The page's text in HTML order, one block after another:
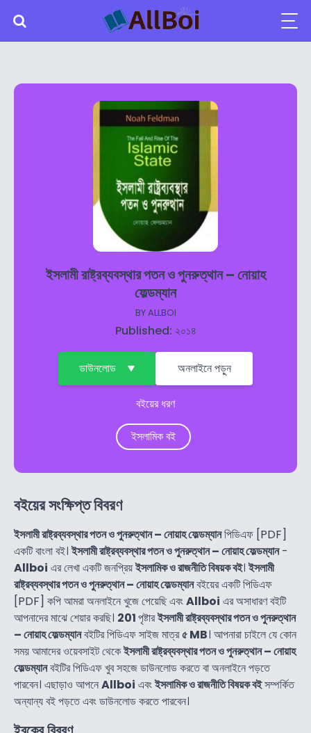
ইসলামী রাষ্ট্রব্যবস্থার পতন ও পুনরুত্থান – নোয়াহ
ফেল্ডম্যান
BYALLBOI
Published: ২০১৪
ডাউনলোড অনলাইনে পড়ুন
বইয়ের ধরণ
ইসলামিক বই
বইয়ের সংক্ষিপ্ত বিবরণ
ইসলামী রাষ্ট্রব্যবস্থার পতন ও পুনরুত্থান – নোয়াহ ফেল্ডম্যানপিডিএফ [PDF]
একটি বাংলা বই। ইসলামী রাষ্ট্রব্যবস্থার পতন ও পুনরুত্থান – নোয়াহ ফেল্ডম্যান-
Allboi এর লেখা একটি জনপ্রিয়ইসলামিক ও রাজনীতি বিষয়ক বই। ইসলামী
রাষ্ট্রব্যবস্থার পতন ও পুনরুত্থান – নোয়াহ ফেল্ডম্যানবইয়ের একটি পিডিএফ
[PDF] কপি আমরা অনলাইনে খুজে পেয়েছি এবংAllboi এর অসাধারণ বইটি
আপনাদের মাঝে শেয়ার করছি। 201পৃষ্টারইসলামী রাষ্ট্রব্যবস্থার পতন ও পুনরুত্থান
– নোয়াহ ফেল্ডম্যানবইটির পিডিএফ সাইজ মাত্র৫ MB। আপনারা চাইলে যে কোন
সময় আমাদের ওয়েবসাইট থেকেইসলামী রাষ্ট্রব্যবস্থার পতন ও পুনরুত্থান – নোয়াহ
ফেল্ডম্যানবইটির পিডিএফ খুব সহজে ডাউনলোড করতে বা অনলাইনে পড়তে
পারবেন। এছাড়াও আপনেAllboi এবংইসলামিক ও রাজনীতি বিষয়ক বইসম্পর্কিত
অন্যান্য বই পড়তে এবং ডাউনলোড করতে পারবেন।